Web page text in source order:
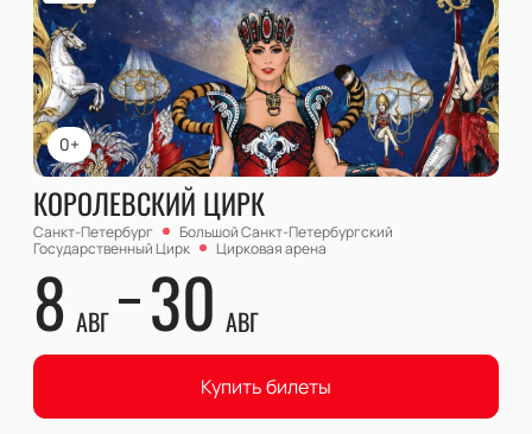
0+
КОРОЛЕВСКИЙ ЦИРК
Санкт-Петербург
Большой Cанкт-Петербургский
Государственный Цирк
Цирковая арена
8 АВГ 30 АВГ
Купить билеты